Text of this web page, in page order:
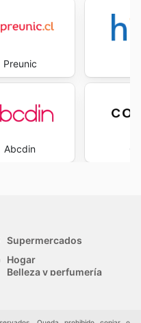
Preunic
Abcdin
Supermercados
Hogar
Belleza y perfumería